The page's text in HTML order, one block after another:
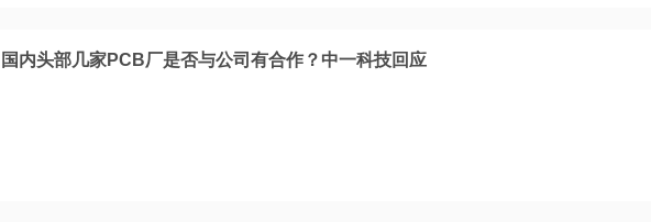
国内头部几家PCB厂是否与公司有合作？中一科技回应